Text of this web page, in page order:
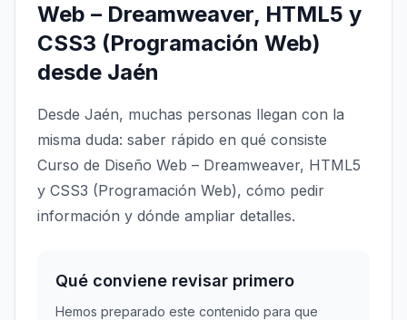
Web – Dreamweaver, HTML5 y
CSS3 (Programación Web)
desde Jaén
Desde Jaén, muchas personas llegan con la
misma duda: saber rápido en qué consiste
Curso de Diseño Web – Dreamweaver, HTML5
y CSS3 (Programación Web), cómo pedir
información y dónde ampliar detalles.
Qué conviene revisar primero
Hemos preparado este contenido para que